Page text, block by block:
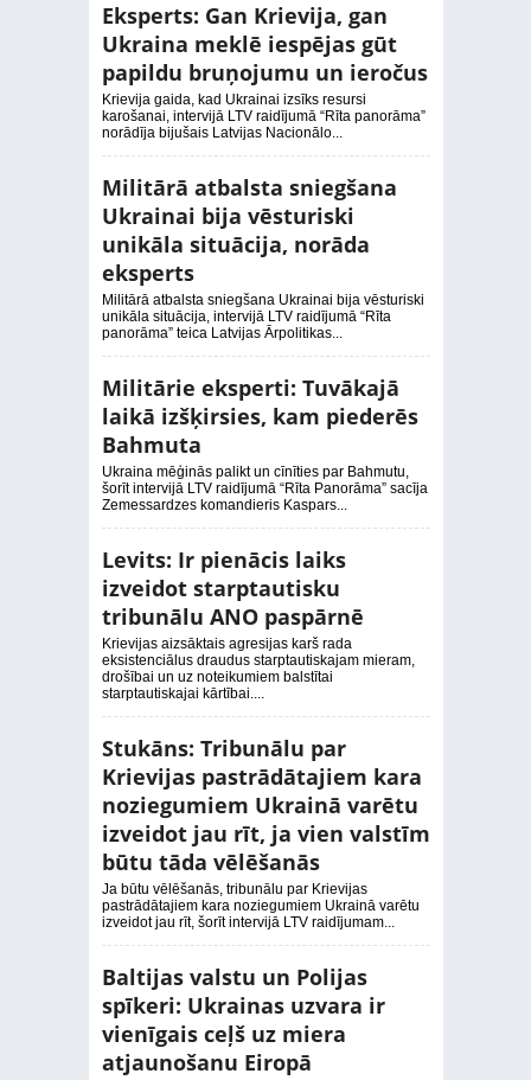
Eksperts: Gan Krievija, gan
Ukraina meklē iespējas gūt
papildu bruņojumu un ieročus
Krievija gaida, kad Ukrainai izsīks resursi
karošanai, intervijā LTV raidījumā “Rīta panorāma”
norādīja bijušais Latvijas Nacionālo...
Militārā atbalsta sniegšana
Ukrainai bija vēsturiski
unikāla situācija, norāda
eksperts
Militārā atbalsta sniegšana Ukrainai bija vēsturiski
unikāla situācija, intervijā LTV raidījumā “Rīta
panorāma” teica Latvijas Ārpolitikas...
Militārie eksperti: Tuvākajā
laikā izšķirsies, kam piederēs
Bahmuta
Ukraina mēģinās palikt un cīnīties par Bahmutu,
šorīt intervijā LTV raidījumā “Rīta Panorāma” sacīja
Zemessardzes komandieris Kaspars...
Levits: Ir pienācis laiks
izveidot starptautisku
tribunālu ANO paspārnē
Krievijas aizsāktais agresijas karš rada
eksistenciālus draudus starptautiskajam mieram,
drošībai un uz noteikumiem balstītai
starptautiskajai kārtībai....
Stukāns: Tribunālu par
Krievijas pastrādātajiem kara
noziegumiem Ukrainā varētu
izveidot jau rīt, ja vien valstīm
būtu tāda vēlēšanās
Ja būtu vēlēšanās, tribunālu par Krievijas
pastrādātajiem kara noziegumiem Ukrainā varētu
izveidot jau rīt, šorīt intervijā LTV raidījumam...
Baltijas valstu un Polijas
spīkeri: Ukrainas uzvara ir
vienīgais ceļš uz miera
atjaunošanu Eiropā